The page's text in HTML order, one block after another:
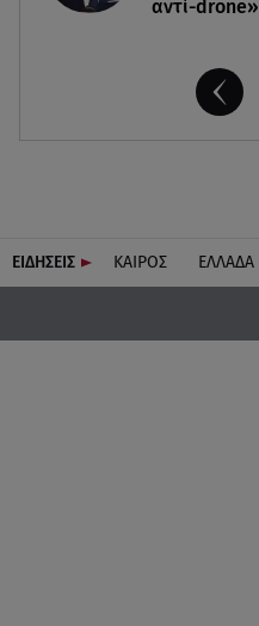
αντί-drone»
ΕΙΔΗΣΕΙΣ ΚΑΙΡΟΣ ΕΛΛΑΔΑ